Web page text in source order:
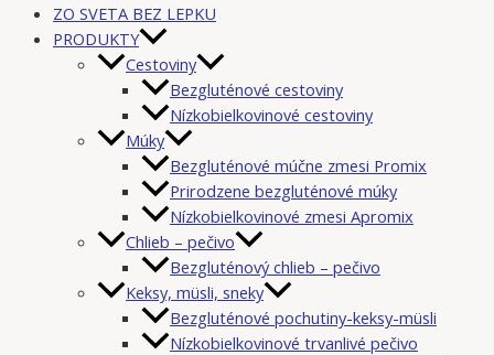
ZO SVETA BEZ LEPKU
PRODUKTY
Cestoviny
Bezgluténové cestoviny
Nízkobielkovinové cestoviny
Múky
Bezgluténové múčne zmesi Promix
Prirodzene bezgluténové múky
Nízkobielkovinové zmesi Apromix
Chlieb – pečivo
Bezgluténový chlieb – pečivo
Keksy, müsli, sneky
Bezgluténové pochutiny-keksy-müsli
Nízkobielkovinové trvanlivé pečivo